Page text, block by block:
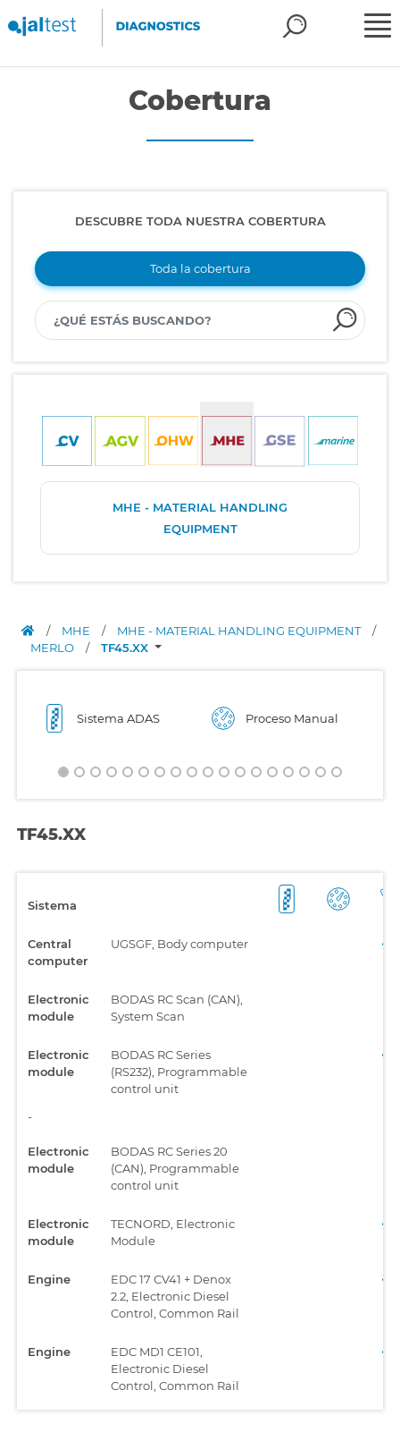
Cobertura
DESCUBRE TODA NUESTRA COBERTURA
Toda la cobertura
MHE - MATERIAL HANDLING
EQUIPMENT
/ MHE / MHE - MATERIAL HANDLING EQUIPMENT
/
MERLO
/ TF45.XX
Sistema ADAS Proceso Manual
TF45.XX
Sistema
Central
computer
UGSGF, Body computer
Electronic
module
BODAS RC Scan (CAN),
System Scan
Electronic
module
BODAS RC Series
(RS232), Programmable
control unit
-
Electronic
module
BODAS RC Series 20
(CAN), Programmable
control unit
Electronic
module
TECNORD, Electronic
Module
Engine
EDC 17 CV41 + Denox
2.2, Electronic Diesel
Control, Common Rail
Engine
EDC MD1 CE101,
Electronic Diesel
Control, Common Rail